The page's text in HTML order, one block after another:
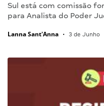
Sul está com comissão
para Analista do Poder
Lanna Sant'Anna • 3 de Junho